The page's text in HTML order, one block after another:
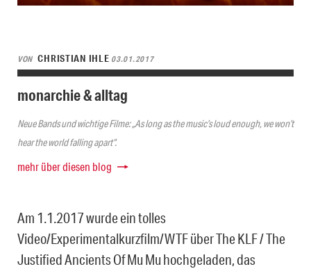
VON CHRISTIAN IHLE 03.01.2017
monarchie & alltag
Neue Bands und wichtige Filme: „As long as the music’s loud enough, we won’t
hear the world falling apart“.
mehr über diesen blog
Am 1.1.2017 wurde ein tolles
Video/Experimentalkurzfilm/WTF über The KLF / The
Justified Ancients Of Mu Mu hochgeladen, das